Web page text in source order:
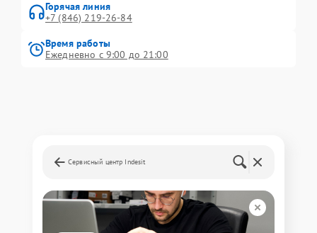
Горячая линия
+7 (846) 219-26-84
Время работы
Ежедневно с 9:00 до 21:00
Сервисный центр Indesit